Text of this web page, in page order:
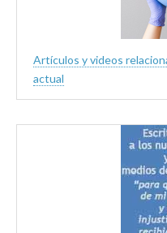
Artículos y videos
actual